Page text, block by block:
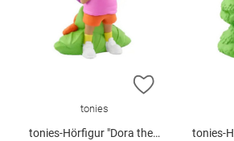
ZUR
tonies
tonies-Hörfigur "Dora the Explorer 2" (Englisch) tonies-